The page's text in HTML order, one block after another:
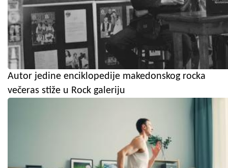
Autor jedine enciklopedije makedonskog rocka
večeras stiže u Rock galeriju